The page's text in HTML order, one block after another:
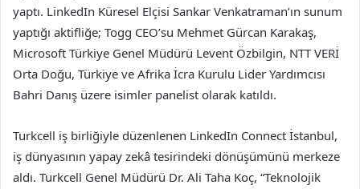
yaptı. LinkedIn Küresel Elçisi Sankar Venkatraman’ın sunum
yaptığı aktifliğe; Togg CEO’su Mehmet Gürcan Karakaş,
Microsoft Türkiye Genel Müdürü Levent Özbilgin, NTT VERİ
Orta Doğu, Türkiye ve Afrika İcra Kurulu Lider Yardımcısı
Bahri Danış üzere isimler panelist olarak katıldı.
Turkcell iş birliğiyle düzenlenen LinkedIn Connect İstanbul,
iş dünyasının yapay zekâ tesirindeki dönüşümünü merkeze
aldı. Turkcell Genel Müdürü Dr. Ali Taha Koç, “Teknolojik